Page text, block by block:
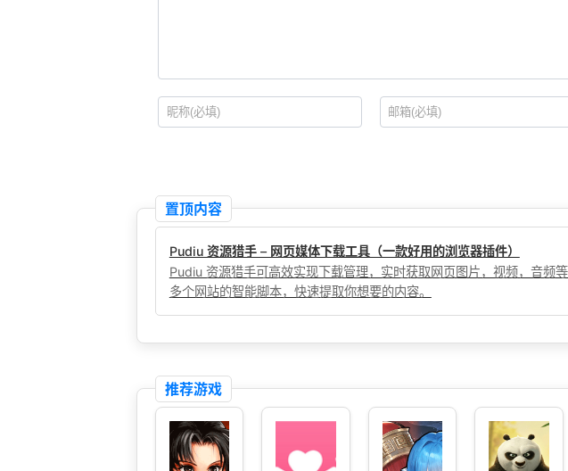
置顶内容
Pudiu 资源猎手 – 网页媒体下载工具（一款好用的浏览器插件）
Pudiu 资源猎手可高效实现下载管理，实时获取网页图片，视频，音频
多个网站的智能脚本，快速提取你想要的内容。
推荐游戏